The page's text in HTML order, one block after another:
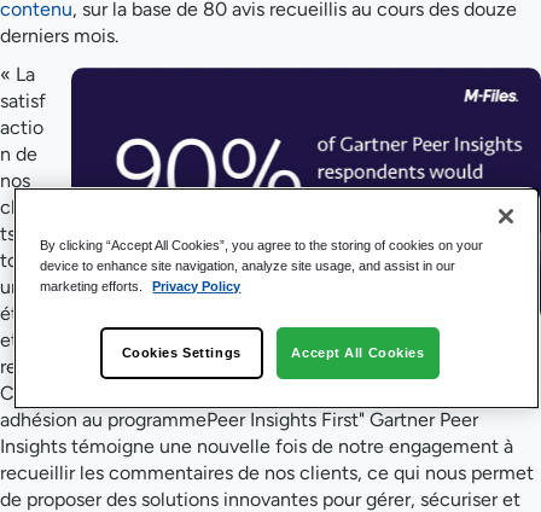
contenu, sur la base de 80 avis recueillis au cours des douze
derniers mois.
« La
satisf
actio
n de
nos
clien
ts a
toujo
urs
été,
et
restera toujours, notre priorité absolue », a déclaré Julian
Cook, directeur de la relation client chez M-Files. « Notre
adhésion au programmePeer Insights First" Gartner Peer
Insights témoigne une nouvelle fois de notre engagement à
recueillir les commentaires de nos clients, ce qui nous permet
de proposer des solutions innovantes pour gérer, sécuriser et
By clicking “Accept All Cookies”, you agree to the storing of cookies on your
device to enhance site navigation, analyze site usage, and assist in our
marketing efforts.
Privacy Policy
Cookies Settings Accept All Cookies